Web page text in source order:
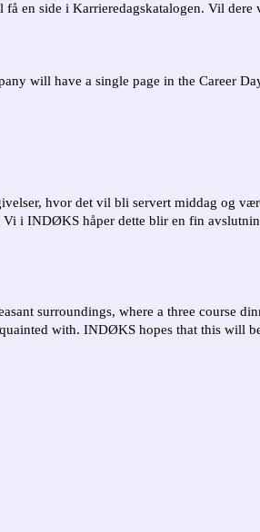
en side i Karrieredagskatalogen. Vil dere
will have a single page in the Career
hvor det vil bli servert middag og
i INDØKS håper dette blir en fin
surroundings, where a three course
with. INDØKS hopes that this will